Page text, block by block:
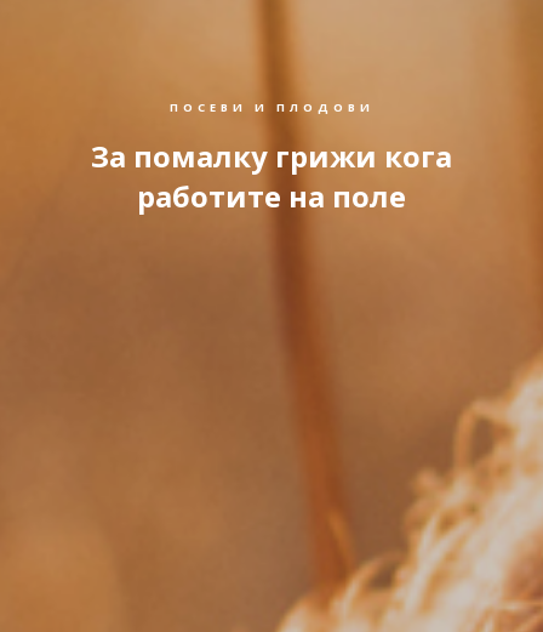
ПОСЕВИ И ПЛОДОВИ
За помалку грижи кога
работите на поле